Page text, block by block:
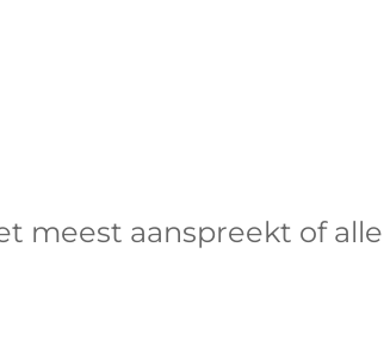
meest aanspreekt of